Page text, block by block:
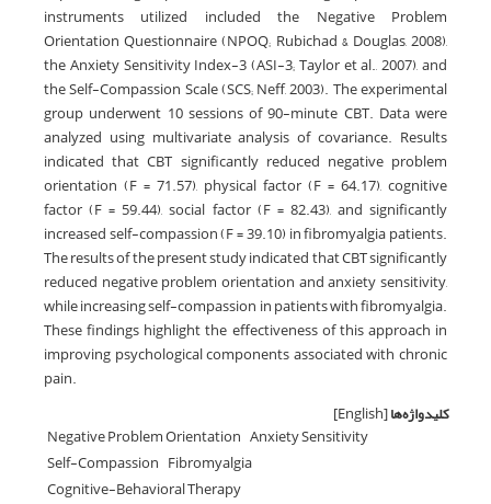
instruments utilized included the Negative Problem
Orientation Questionnaire (NPOQ; Rubichad & Douglas, 2008),
the Anxiety Sensitivity Index-3 (ASI-3; Taylor et al., 2007), and
the Self-Compassion Scale (SCS; Neff, 2003). The experimental
group underwent 10 sessions of 90-minute CBT. Data were
analyzed using multivariate analysis of covariance. Results
indicated that CBT significantly reduced negative problem
orientation (F = 71.57), physical factor (F = 64.17), cognitive
factor (F = 59.44), social factor (F = 82.43), and significantly
increased self-compassion (F = 39.10) in fibromyalgia patients.
The results of the present study indicated that CBT significantly
reduced negative problem orientation and anxiety sensitivity,
while increasing self-compassion in patients with fibromyalgia.
These findings highlight the effectiveness of this approach in
improving psychological components associated with chronic
pain.
کلیدواژه‌ها[English]
Negative Problem Orientation Anxiety Sensitivity
Self-Compassion Fibromyalgia
Cognitive-Behavioral Therapy